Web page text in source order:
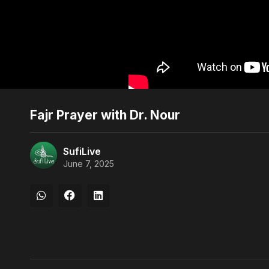
Fajr Prayer with Dr. Nour
SufiLive
June 7, 2025